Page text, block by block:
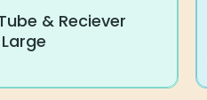
& Reciever